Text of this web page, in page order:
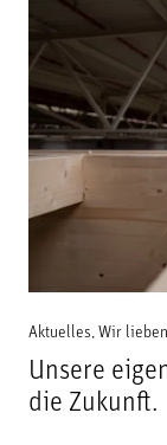
Aktuelles, Wir
Unsere
die Zukunft.